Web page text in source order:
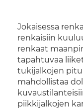
Jokaisessa
renkaisiin
renkaat
tapahtuvaa
tukijalkojen
mahdollistaa
piikkijalkojen